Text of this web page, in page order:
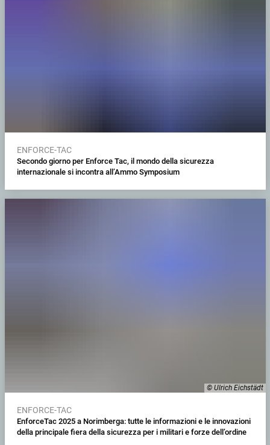
ENFORCE-TAC
Secondo giorno per Enforce Tac, il mondo della sicurezza
internazionale si incontra all’Ammo Symposium
© Ulrich Eichstädt
ENFORCE-TAC
EnforceTac 2025 a Norimberga: tutte le informazioni e le innovazioni
della principale fiera della sicurezza per i militari e forze dell’ordine